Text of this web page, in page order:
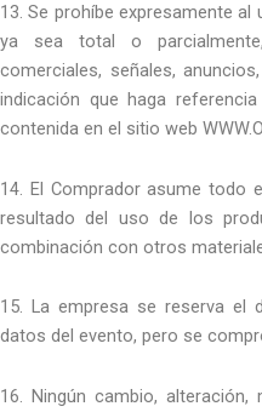
13. Se prohíbe expresamente
ya sea total o
comerciales, señales,
indicación que haga
contenida en el sitio web
14. El Comprador asume todo
resultado del uso de los
combinación con otros
15. La empresa se reserva el
datos del evento, pero se
16. Ningún cambio,